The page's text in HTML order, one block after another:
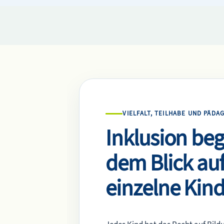
VIELFALT, TEILHABE UND
Inklusion
dem Blick
einzelne